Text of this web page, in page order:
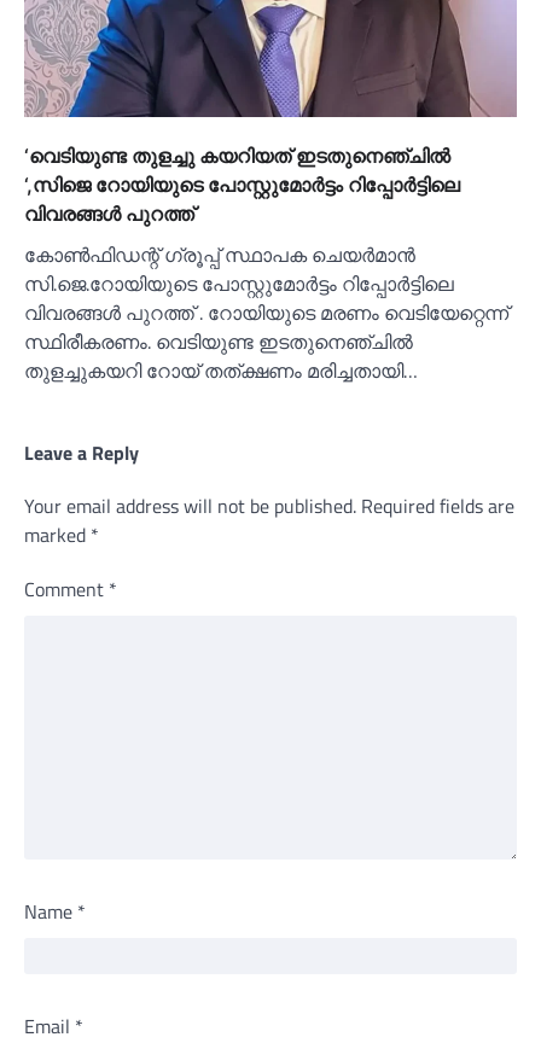
‘വെടിയുണ്ട തുളച്ചു കയറിയത് ഇടതുനെഞ്ചില്‍
‘,സിജെ റോയിയുടെ പോസ്റ്റുമോര്‍ട്ടം റിപ്പോര്‍ട്ടിലെ
വിവരങ്ങള്‍ പുറത്ത്
കോണ്‍ഫിഡന്റ് ഗ്രൂപ്പ് സ്ഥാപക ചെയർമാൻ
സി.ജെ.റോയിയുടെ പോസ്റ്റുമോർട്ടം റിപ്പോർട്ടിലെ
വിവരങ്ങള്‍ പുറത്ത് . റോയിയുടെ മരണം വെടിയേറ്റെന്ന്
സ്ഥിരീകരണം. വെടിയുണ്ട ഇടതുനെഞ്ചില്‍
തുളച്ചുകയറി റോയ് തത്ക്ഷണം മരിച്ചതായി…
Leave a Reply
Your email address will not be published. Required fields are
marked *
Comment *
Name *
Email *